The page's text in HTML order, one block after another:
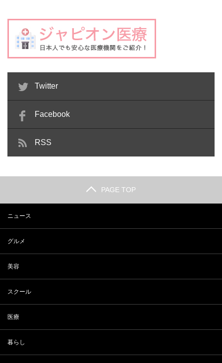
Twitter
Facebook
RSS
PAGE TOP
ニュース
グルメ
美容
スクール
医療
暮らし